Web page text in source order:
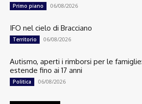
Primo piano 06/08/2026
IFO nel cielo di Bracciano
Territorio 06/08/2026
Autismo, aperti i rimborsi per le
estende fino ai 17 anni
Politica 06/08/2026